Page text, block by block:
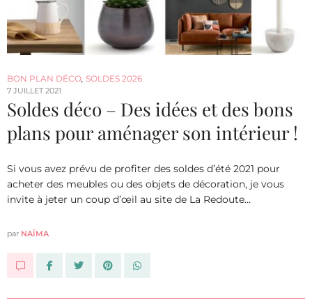
BON PLAN DÉCO, SOLDES 2026
7 JUILLET 2021
Soldes déco – Des idées et des bons
plans pour aménager son intérieur !
Si vous avez prévu de profiter des soldes d’été 2021 pour
acheter des meubles ou des objets de décoration, je vous
invite à jeter un coup d’œil au site de La Redoute…
par NAÏMA